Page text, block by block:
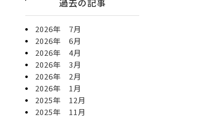
2026年 7月
2026年 6月
2026年 4月
2026年 3月
2026年 2月
2026年 1月
2025年 12月
2025年 11月